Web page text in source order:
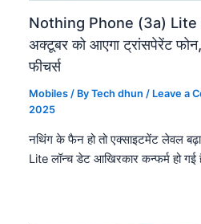
Nothing Phone (3a) Lite
अक्टूबर को आएगा ट्रांसपेरेंट
फीचर्स
Mobiles / ByTech dhun/ Leave a
2025
नथिंग के फैन हो तो एक्साइटमेंट लेवल
Lite लॉन्च डेट आखिरकार कन्फर्म हो